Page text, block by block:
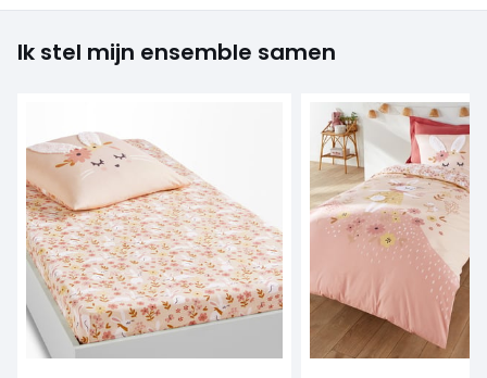
Ik stel mijn ensemble samen